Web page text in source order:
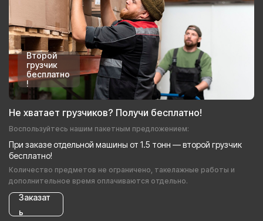
Второй
грузчик
бесплатно
!
Не хватает грузчиков? Получи бесплатно!
Воспользуйтесь нашим пакетным предложением:
При заказе отдельной машины от 1.5 тонн — второй грузчик
бесплатно!
Количество предметов не ограничено, такелажные работы и
дополнительное время оплачиваются отдельно.
Заказат
ь